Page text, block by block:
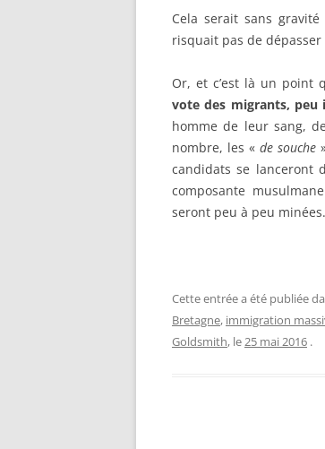
Cela serait sans
risquait pas de
Or, et c’est là un point
vote des migrants,
homme de leur sang,
nombre, les «de souche
candidats se lanceront
composante
seront peu à peu minées.
Cette entrée a été publiée
Bretagne, immigration
Goldsmith, le25 mai 2016 .